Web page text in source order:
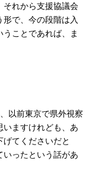
それから支援協議会
で、今の段階は入
ことであれば、ま
以前東京で県外視察
いますけれども、あ
てくださいだと
ったという話があ